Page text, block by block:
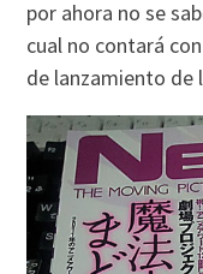
por ahora no se
cual no contará
de lanzamiento de